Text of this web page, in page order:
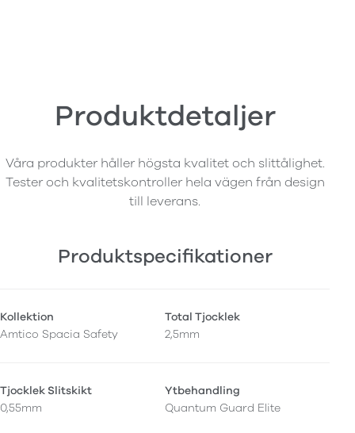
Produktdetaljer
Våra produkter håller högsta kvalitet och slittålighet.
Tester och kvalitetskontroller hela vägen från design
till leverans.
Produktspecifikationer
Kollektion
Amtico Spacia Safety
Total Tjocklek
2,5mm
Tjocklek Slitskikt
0,55mm
Ytbehandling
Quantum Guard Elite